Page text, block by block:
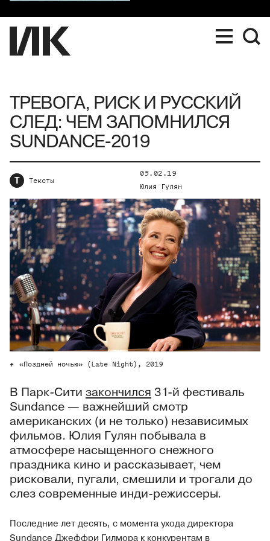
ТРЕВОГА, РИСК И РУССКИЙ
СЛЕД: ЧЕМ ЗАПОМНИЛСЯ
SUNDANCE-2019
Т Тексты
05.02.19
Юлия Гулян
«Поздней ночью» (Late Night), 2019
В Парк-Сити закончился 31-й фестиваль
Sundance — важнейший смотр
американских (и не только) независимых
фильмов. Юлия Гулян побывала в
атмосфере насыщенного снежного
праздника кино и рассказывает, чем
рисковали, пугали, смешили и трогали до
слез современные инди-режиссеры.
Последние лет десять, с момента ухода директора
Sundance Джеффри Гилмора к конкурентам в